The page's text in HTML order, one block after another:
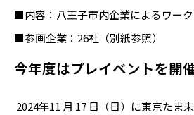
■内容：八王子市内企業によるワー
■参画企業：26社（別紙参照）
今年度はプレイベントを開
2024年11 月 17 日（日）に東京たま